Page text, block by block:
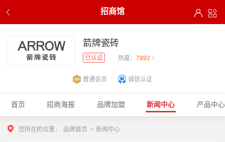
招商馆
箭牌瓷砖
已认证 热度： 7992 ↑
普通会员 诚信认证
首页 招商海报 品牌加盟 新闻中心 产品中心
您所在的位置： 品牌首页 > 新闻中心